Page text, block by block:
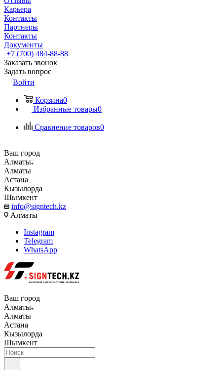
Карьера
Контакты
Партнеры
Контакты
Документы
+7 (700) 484-88-88
Заказать звонок
Задать вопрос
Войти
Корзина0
Избранные товары0
Сравнение товаров0
Ваш город
Алматы
Алматы
Астана
Кызылорда
Шымкент
info@signtech.kz
Алматы
Instagram
Telegram
WhatsApp
Ваш город
Алматы
Алматы
Астана
Кызылорда
Шымкент